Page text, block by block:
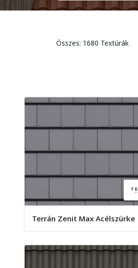
Összes: 1680 Textúrák
Terrán Zenit Max Acélszürke